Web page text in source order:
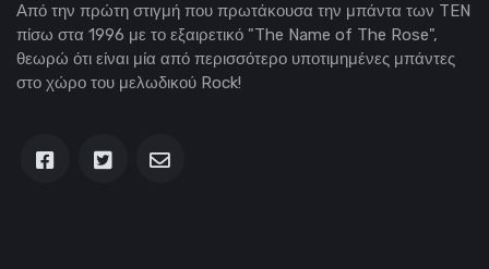
Από την πρώτη στιγμή που πρωτάκουσα την μπάντα των TEN
πίσω στα 1996 με το εξαιρετικό "The Name of The Rose",
θεωρώ ότι είναι μία από περισσότερο υποτιμημένες μπάντες
στο χώρο του μελωδικού Rock!